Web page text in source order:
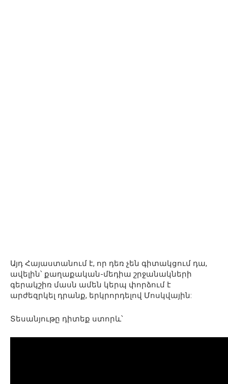
Այդ Հայաստանում է, որ դեռ չեն գիտակցում դա,
ավելին՝ քաղաքական-մեդիա շրջանակների
գերակշիռ մասն ամեն կերպ փորձում է
արժեզրկել դրանք, երկրորդելով Մոսկվային:
Տեսանյութը դիտեք ստորև՝